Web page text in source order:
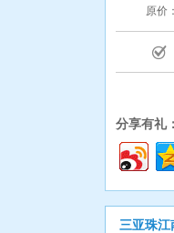
原价
分享有礼：
三亚珠江